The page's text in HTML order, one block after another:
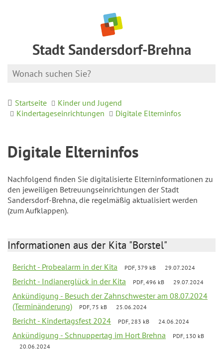
Stadt Sandersdorf-Brehna
Startseite
Kinder und Jugend
Kindertageseinrichtungen
Digitale Elterninfos
Digitale Elterninfos
Nachfolgend finden Sie digitalisierte Elterninformationen zu
den jeweiligen Betreuungseinrichtungen der Stadt
Sandersdorf-Brehna, die regelmäßig aktualisiert werden
(zum Aufklappen).
Informationen aus der Kita "Borstel"
Bericht - Probealarm in der Kita PDF, 379 kB 29.07.2024
Bericht - Indianerglück in der Kita PDF, 496 kB 29.07.2024
Ankündigung - Besuch der Zahnschwester am 08.07.2024
(Terminänderung)
PDF, 75 kB 25.06.2024
Bericht - Kindertagsfest 2024 PDF, 283 kB 24.06.2024
Ankündigung - Schnuppertag im Hort Brehna
PDF, 130 kB
20.06.2024